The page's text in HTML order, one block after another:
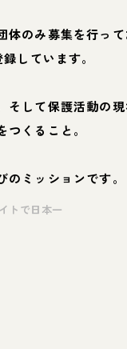
のみ募集を行って
しています。
そして保護活動の
くること。
ミッションです。
トで日本一